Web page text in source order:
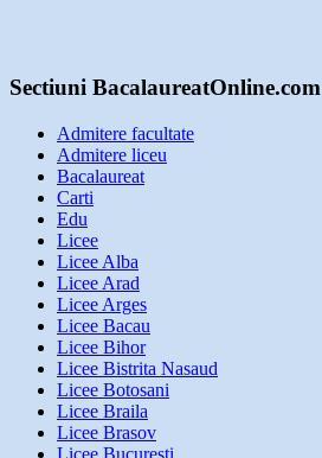
Sectiuni BacalaureatOnline.com
Admitere facultate
Admitere liceu
Bacalaureat
Carti
Edu
Licee
Licee Alba
Licee Arad
Licee Arges
Licee Bacau
Licee Bihor
Licee Bistrita Nasaud
Licee Botosani
Licee Braila
Licee Brasov
Licee Bucuresti